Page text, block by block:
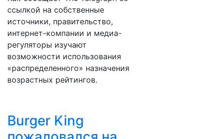
ссылкой на собственные
источники, правительство,
интернет-компании и медиа-
регуляторы изучают
возможности использования
«распределенного» назначения
возрастных рейтингов.
Burger King